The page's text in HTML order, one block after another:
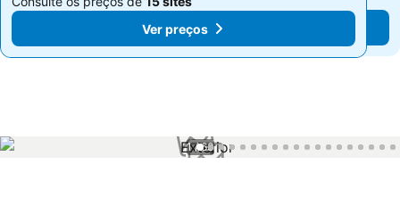
Ver preços
Ver preços
1 / 63